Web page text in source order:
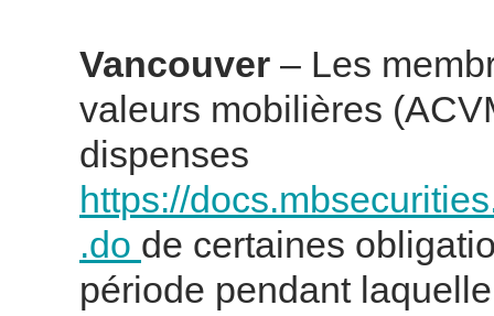
Vancouver – Les
valeurs mobilières
dispenses
https://
.do de certaines
période pendant